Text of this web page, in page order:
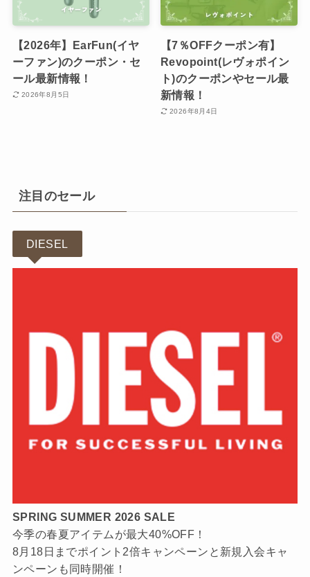
【2026年】EarFun(イヤ
ーファン)のクーポン・セ
ール最新情報！
2026年8月5日
【7％OFFクーポン有】
Revopoint(レヴォポイン
ト)のクーポンやセール最
新情報！
2026年8月4日
注目のセール
DIESEL
SPRING SUMMER 2026 SALE
今季の春夏アイテムが最大40%OFF！
8月18日までポイント2倍キャンペーンと新規入会キャ
ンペーンも同時開催！